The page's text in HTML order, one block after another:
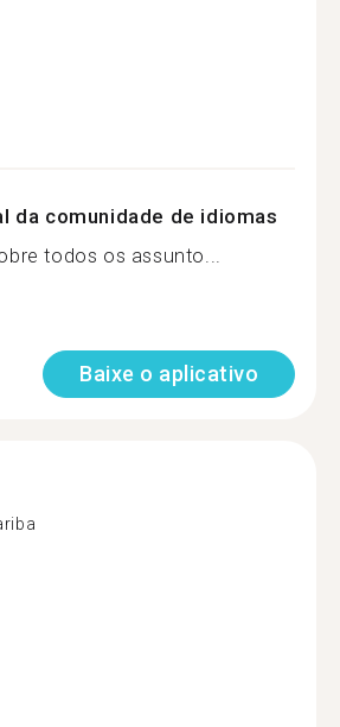
da comunidade de idiomas
todos os assunto...
Baixe o aplicativo